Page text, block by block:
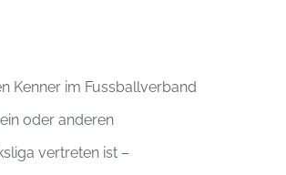
Kenner im Fussballverband
oder anderen
vertreten ist –